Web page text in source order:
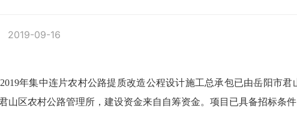
2019-09-16
年集中连片农村公路提质改造公程设计施工总承包已由岳阳市
山区农村公路管理所，建设资金来自自筹资金。项目已具备招标条